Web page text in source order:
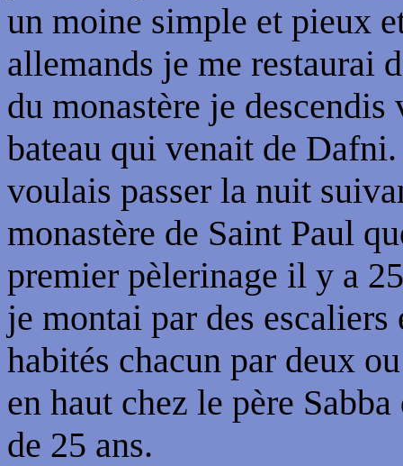
un moine simple et pieux
allemands je me restaurai
du monastère je
bateau qui venait de
voulais passer la nuit
monastère de Saint Paul
premier pèlerinage il y a
je montai par des escaliers
habités chacun par deux
en haut chez le père
de 25 ans.